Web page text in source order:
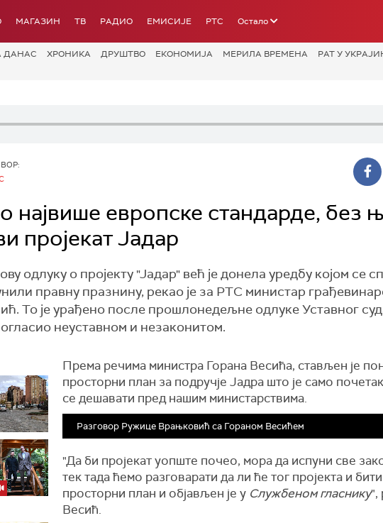
МАГАЗИН ТВ РАДИО ЕМИСИЈЕ РТС Остало
ДАНАС ХРОНИКА ДРУШТВО ЕКОНОМИЈА МЕРИЛА ВРЕМЕНА РАТ У
највише европске стандарде, без
пројекат Јадар
одлуку о пројекту "Јадар" већ је донела уредбу којом се
правну празнину, рекао је за РТС министар
То је урађено после прошлонедељне одлуке Уставног
неуставном и незаконитом.
Према речима министра Горана Весића, стављен је
просторни план за подручје Јадра што је само
се дешавати пред нашим министарствима.
Разговор Ружице Врањковић са Гораном Весићем
"Да би пројекат уопште почео, мора да испуни све
тек тада ћемо разговарати да ли ће тог пројекта и
просторни план и објављен је у Службеном гласнику",
Весић.